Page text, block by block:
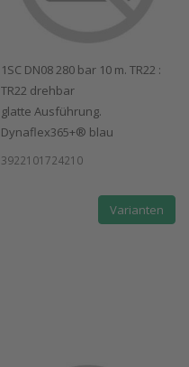
1SC DN08 280 bar 10 m. TR22 :
TR22 drehbar
glatte Ausführung.
Dynaflex365+® blau
3922101724210
Varianten